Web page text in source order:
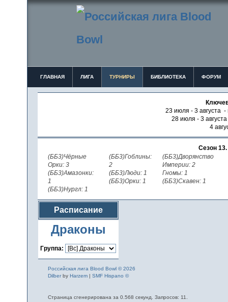
ГЛАВНАЯ ЛИГА ТУРНИРЫ БИБЛИОТЕКА ФОРУМ
23 июля - 3 августа -
28 июля - 3
4
Сезон 13.
(ББ3)Чёрные
Орки: 3
(ББ3)Амазонки:
1
(ББ3)Нургл: 1
(ББ3)Гоблины:
2
(ББ3)Люди: 1
(ББ3)Орки: 1
(ББ3)Дворянство
Империи: 2
Гномы: 1
(ББ3)Скавен: 1
Расписание
Драконы
Группа:
Российская лига Blood Bowl © 2026
Dilberby Harzem| SMF Hispano ©
Страница сгенерирована за 0.568 секунд. Запросов: 11.